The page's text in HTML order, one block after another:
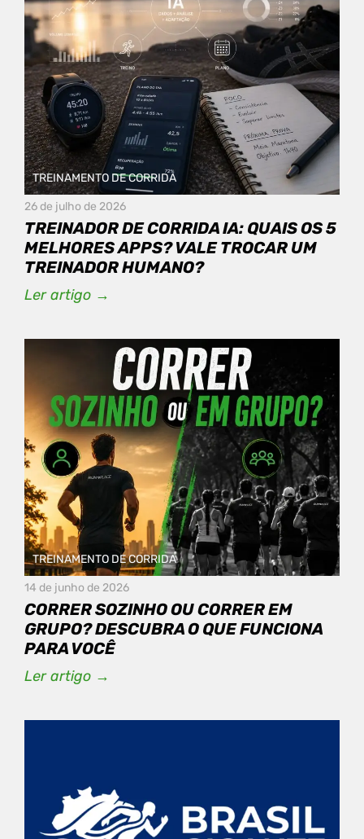
TREINAMENTO DE CORRIDA
26 de julho de 2026
TREINADOR DE CORRIDA IA: QUAIS OS 5
MELHORES APPS? VALE TROCAR UM
TREINADOR HUMANO?
Ler artigo →
TREINAMENTO DE CORRIDA
14 de junho de 2026
CORRER SOZINHO OU CORRER EM
GRUPO? DESCUBRA O QUE FUNCIONA
PARA VOCÊ
Ler artigo →